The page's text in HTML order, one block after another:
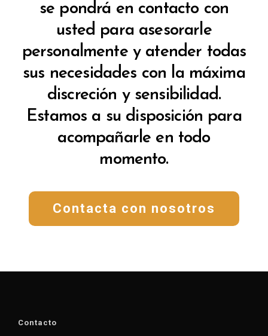
se pondrá en contacto con
usted para asesorarle
personalmente y atender todas
sus necesidades con la máxima
discreción y sensibilidad.
Estamos a su disposición para
acompañarle en todo
momento.
Contacta con nosotros
Contacto